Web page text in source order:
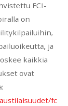
FCI-
on
ja
kaikkia
ovat
fc